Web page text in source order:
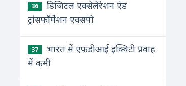
36
डिजिटल एक्सेलेरेशन एंड
ट्रांसफॉर्मेशन एक्सपो
37
भारत में एफडीआई इक्विटी प्रवाह
में कमी